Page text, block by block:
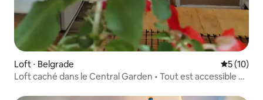
Loft ⋅ Belgrade
5 (10)
Loft caché dans le Central Garden • Tout est accessible à